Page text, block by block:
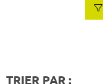
TRIER PAR :